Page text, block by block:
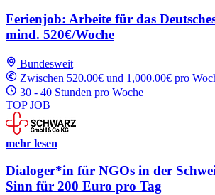
Ferienjob: Arbeite für das
mind. 520€/Woche
Bundesweit
Zwischen 520.00€ und 1,000.00€ pro
30 - 40 Stunden pro Woche
TOP JOB
mehr lesen
Dialoger*in für NGOs in der
Sinn für 200 Euro pro Tag